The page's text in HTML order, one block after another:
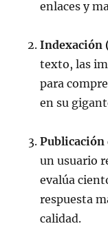
enlaces y
Indexación
texto, las
para
en su
Publicación
un usuario
evalúa
respuesta
calidad.